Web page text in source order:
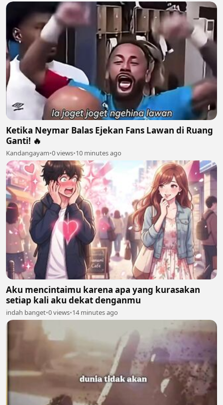
Ketika Neymar Balas Ejekan Fans Lawan di Ruang
Ganti! 🔥
Kandangayam•0 views•10 minutes ago
Aku mencintaimu karena apa yang kurasakan
setiap kali aku dekat denganmu
indah banget•0 views•14 minutes ago